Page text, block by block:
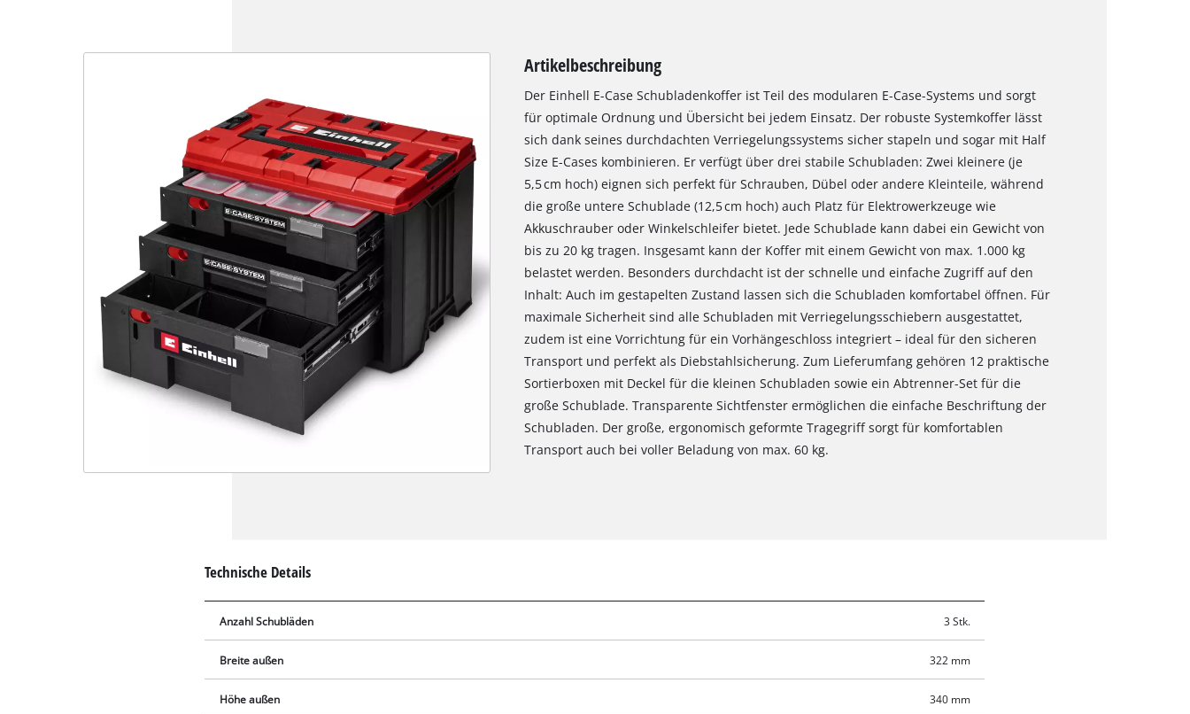
Artikelbeschreibung
Der Einhell E-Case Schubladenkoffer ist Teil des modularen E-Case-Systems und sorgt
für optimale Ordnung und Übersicht bei jedem Einsatz. Der robuste Systemkoffer lässt
sich dank seines durchdachten Verriegelungssystems sicher stapeln und sogar mit Half
Size E-Cases kombinieren. Er verfügt über drei stabile Schubladen: Zwei kleinere (je
5,5 cm hoch) eignen sich perfekt für Schrauben, Dübel oder andere Kleinteile, während
die große untere Schublade (12,5 cm hoch) auch Platz für Elektrowerkzeuge wie
Akkuschrauber oder Winkelschleifer bietet. Jede Schublade kann dabei ein Gewicht von
bis zu 20 kg tragen. Insgesamt kann der Koffer mit einem Gewicht von max. 1.000 kg
belastet werden. Besonders durchdacht ist der schnelle und einfache Zugriff auf den
Inhalt: Auch im gestapelten Zustand lassen sich die Schubladen komfortabel öffnen. Für
maximale Sicherheit sind alle Schubladen mit Verriegelungsschiebern ausgestattet,
zudem ist eine Vorrichtung für ein Vorhängeschloss integriert – ideal für den sicheren
Transport und perfekt als Diebstahlsicherung. Zum Lieferumfang gehören 12 praktische
Sortierboxen mit Deckel für die kleinen Schubladen sowie ein Abtrenner-Set für die
große Schublade. Transparente Sichtfenster ermöglichen die einfache Beschriftung der
Schubladen. Der große, ergonomisch geformte Tragegriff sorgt für komfortablen
Transport auch bei voller Beladung von max. 60 kg.
Technische Details
Anzahl Schubläden 3 Stk.
Breite außen 322 mm
Höhe außen 340 mm